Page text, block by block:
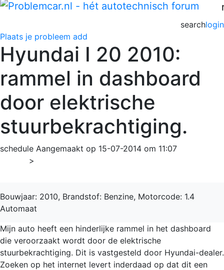
login
search
Plaats je probleem add
Hyundai I 20 2010:
rammel in dashboard
door elektrische
stuurbekrachtiging.
schedule Aangemaakt op 15-07-2014 om 11:07
>
Bouwjaar: 2010, Brandstof: Benzine, Motorcode: 1.4
Automaat
Mijn auto heeft een hinderlijke rammel in het dashboard
die veroorzaakt wordt door de elektrische
stuurbekrachtiging. Dit is vastgesteld door Hyundai-dealer.
Zoeken op het internet levert inderdaad op dat dit een